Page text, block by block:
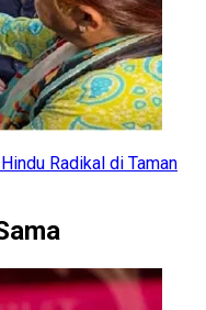
Radikal di Taman